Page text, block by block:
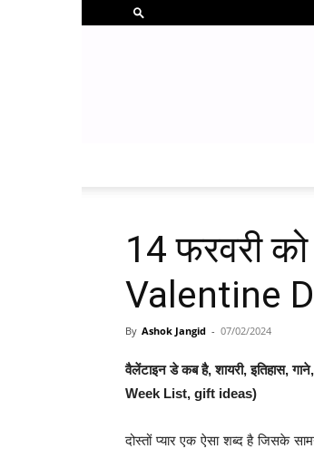
14 फरवरी
Valentine
By Ashok Jangid - 07/02/2024
वैलेंटाइन डे कब है, शायरी, इतिहास,
Week List, gift ideas)
दोस्तों प्यार एक ऐसा शब्द है जिसके